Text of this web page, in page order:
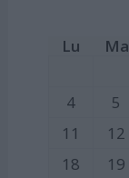
Lu Ma
4
5
11
12
18
19